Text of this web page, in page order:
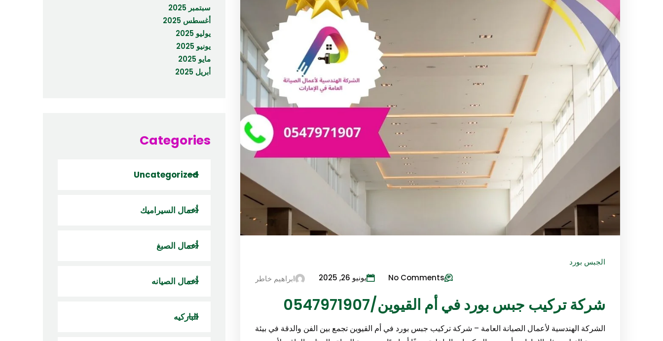
الجبس بورد
ابراهيم خاطر
يونيو 26, 2025 No Comments
شركة تركيب جبس بورد في أم القيوين/0547971907
الشركة الهندسية لأعمال الصيانة العامة – شركة تركيب جبس بورد في أم القيوين تجمع بين الفن والدقة في بيئة
سبتمبر 2025
أغسطس 2025
يوليو 2025
يونيو 2025
مايو 2025
أبريل 2025
Categories
Uncategorized
أعمال السيراميك
أعمال الصبغ
أعمال الصيانه
الباركيه